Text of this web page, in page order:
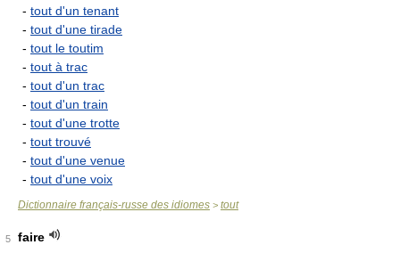
- tout d'un tenant
- tout d'une tirade
- tout le toutim
- tout à trac
- tout d'un trac
- tout d'un train
- tout d'une trotte
- tout trouvé
- tout d'une venue
- tout d'une voix
Dictionnaire français-russe des idiomes > tout
5
faire